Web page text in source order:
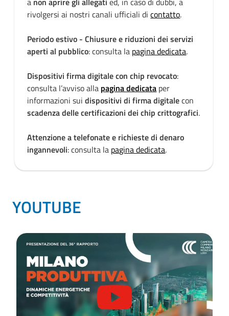
rivolgersi ai nostri canali ufficiali dicontatto.
Periodo estivo - Chiusure e riduzioni dei servizi
aperti al pubblico: consulta la pagina dedicata.
Dispositivi firma digitale con chip revocato:
consulta l’avviso alla pagina dedicata per
informazioni suidispositivi di firma digitalecon
scadenza delle certificazioni dei chip crittografici.
Attenzione a telefonate e richieste di denaro
ingannevoli: consulta la pagina dedicata.
YOUTUBE